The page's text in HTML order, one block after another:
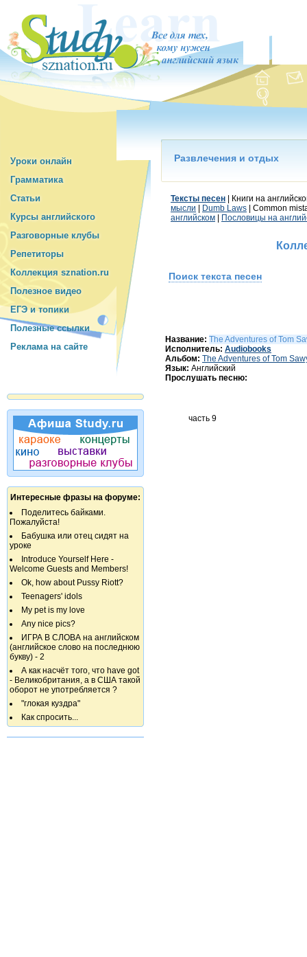
Уроки онлайн
Грамматика
Статьи
Курсы английского
Разговорные клубы
Репетиторы
Коллекция sznation.ru
Полезное видео
ЕГЭ и топики
Полезные ссылки
Реклама на сайте
Интересные фразы на форуме:
Поделитесь байками.
Пожалуйста!
Бабушка или отец сидят на
уроке
Introduce Yourself Here -
Welcome Guests and Members!
Ok, how about Pussy Riott?
Teenagers' idols
My pet is my love
Any nice pics?
ИГРА В СЛОВА на английском
(английское слово на последнюю
букву) - 2
А как насчёт того, что have got
- Великобритания, а в США такой
оборот не употребляется ?
"глокая куздра"
Как спросить...
Развлечения и отдых
Тексты песен | Книги на
мысли | Dumb Laws | Common
английском | Пословицы на
Поиск текста песен
Название: The Adventures of Tom
Исполнитель: Audiobooks
Альбом: The Adventures of Tom
Язык: Английский
Прослушать песню: